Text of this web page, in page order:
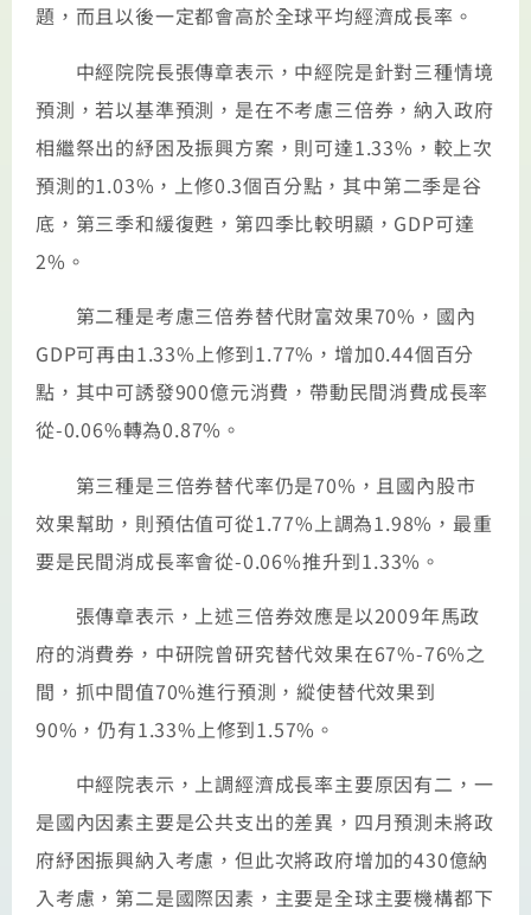
題，而且以後一定都會高於全球平均經濟成長率。
中經院院長張傳章表示，中經院是針對三種情境
預測，若以基準預測，是在不考慮三倍券，納入政府
相繼祭出的紓困及振興方案，則可達1.33%，較上次
預測的1.03%，上修0.3個百分點，其中第二季是谷
底，第三季和緩復甦，第四季比較明顯，GDP可達
2%。
第二種是考慮三倍券替代財富效果70%，國內
GDP可再由1.33%上修到1.77%，增加0.44個百分
點，其中可誘發900億元消費，帶動民間消費成長率
從-0.06%轉為0.87%。
第三種是三倍券替代率仍是70%，且國內股市
效果幫助，則預估值可從1.77%上調為1.98%，最重
要是民間消成長率會從-0.06%推升到1.33%。
張傳章表示，上述三倍券效應是以2009年馬政
府的消費券，中研院曾研究替代效果在67%-76%之
間，抓中間值70%進行預測，縱使替代效果到
90%，仍有1.33%上修到1.57%。
中經院表示，上調經濟成長率主要原因有二，一
是國內因素主要是公共支出的差異，四月預測未將政
府紓困振興納入考慮，但此次將政府增加的430億納
入考慮，第二是國際因素，主要是全球主要機構都下